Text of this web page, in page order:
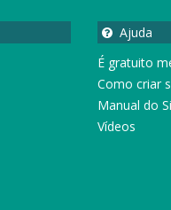
Ajuda
É gratuito
Como criar
Manual do
Vídeos